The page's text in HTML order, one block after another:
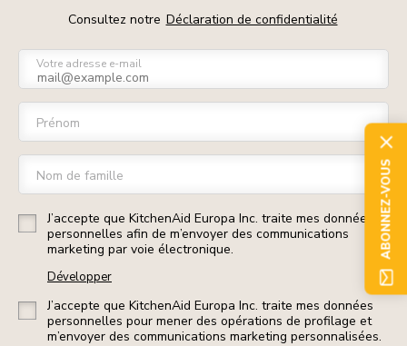
Consultez notre Déclaration de confidentialité
Votre adresse e-mail
Prénom
Nom de famille
J’accepte que KitchenAid Europa Inc. traite mes données
personnelles afin de m’envoyer des communications
marketing par voie électronique.
Développer
J’accepte que KitchenAid Europa Inc. traite mes données
personnelles pour mener des opérations de profilage et
m’envoyer des communications marketing personnalisées.
ABONNEZ-VOUS